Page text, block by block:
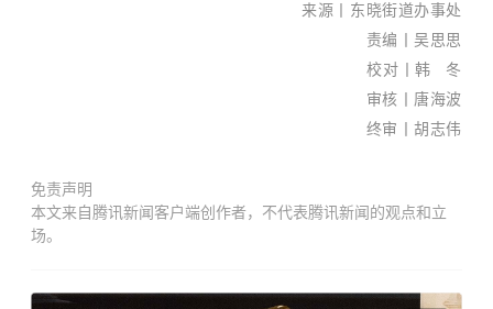
全媒
体记
者
黎莹
遐/文
图
线：
来源
东晓街道办事处
责编丨吴思思
校对丨韩 冬
审核丨唐海波
终审丨胡志伟
免责声明
本文来自腾讯新闻客户端创作者，不代表腾讯新闻的观点和立
场。